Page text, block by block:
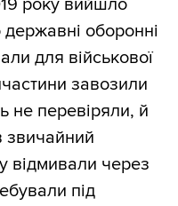
року вийшло
оборонні
для військової
завозили
не перевіряли, й
звичайний
відмивали через
під